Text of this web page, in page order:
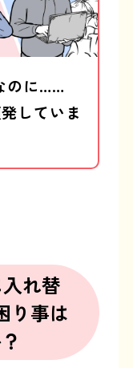
のに……
していま
れ替
り事は